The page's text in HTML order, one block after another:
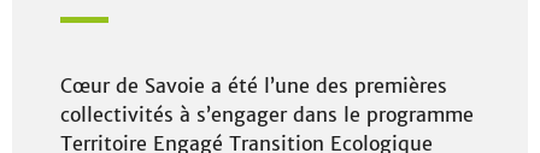
Cœur de Savoie a été l’une des premières
collectivités à s’engager dans le programme
Territoire Engagé Transition Ecologique